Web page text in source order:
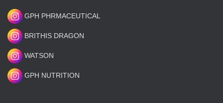
GPH PHRMACEUTICAL
BRITHIS DRAGON
WATSON
GPH NUTRITION